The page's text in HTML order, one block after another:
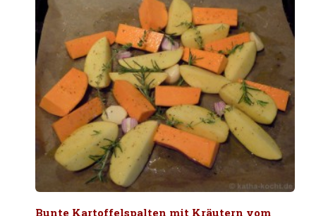
Bunte Kartoffelspalten mit Kräutern vom